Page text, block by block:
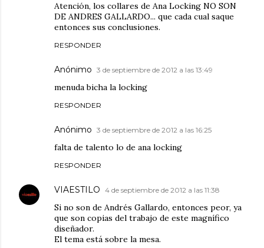
Atención, los collares de Ana Locking NO SON
DE ANDRES GALLARDO... que cada cual saque
entonces sus conclusiones.
RESPONDER
Anónimo 3 de septiembre de 2012 a las 13:49
menuda bicha la locking
RESPONDER
Anónimo 3 de septiembre de 2012 a las 16:25
falta de talento lo de ana locking
RESPONDER
VIAESTILO 4 de septiembre de 2012 a las 11:38
Si no son de Andrés Gallardo, entonces peor, ya
que son copias del trabajo de este magnífico
diseñador.
El tema está sobre la mesa.